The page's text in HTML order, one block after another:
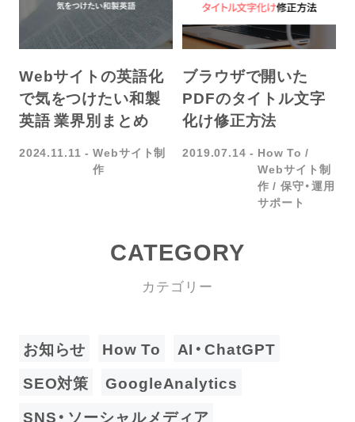
Webサイトの英語化
で気をつけたい和製
英語 業界別まとめ
2024.11.11
Webサイト制
作
ブラウザで開いた
PDFのタイトル文字
化け修正方法
2019.07.14
How To
Webサイト制
作
保守・運用
サポート
CATEGORY
カテゴリー
お知らせ How To
AI・ChatGPT
SEO対策
GoogleAnalytics
SNS・ソーシャルメディア